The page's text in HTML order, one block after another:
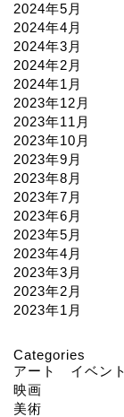
2024年5月
2024年4月
2024年3月
2024年2月
2024年1月
2023年12月
2023年11月
2023年10月
2023年9月
2023年8月
2023年7月
2023年6月
2023年5月
2023年4月
2023年3月
2023年2月
2023年1月
Categories
アート イベント
映画
美術